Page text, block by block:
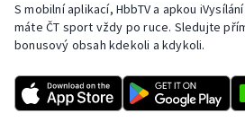
S mobilní aplikací, HbbTV a apkou
máte ČT sport vždy po ruce. Sledujte
bonusový obsah kdekoli a kdykoli.